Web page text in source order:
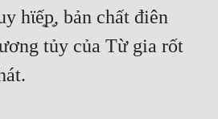
hϊế͙p͙, bản chất điên
tủy của Từ gia rốt